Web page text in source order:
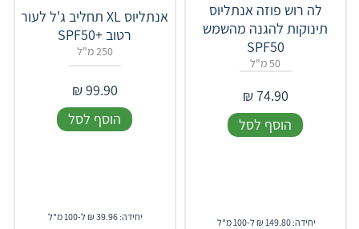
לה רוש פוזה אנתליוס
תינוקות להגנה מהשמש
SPF50
50 מ"ל
74.90
₪
הוסף לסל
יחידה: 149.80 ₪ ל-100 מ"ל
אנתליוס XL תחליב ג'ל לעור
רטוב SPF50+‎
250 מ"ל
99.90
₪
הוסף לסל
יחידה: 39.96 ₪ ל-100 מ"ל